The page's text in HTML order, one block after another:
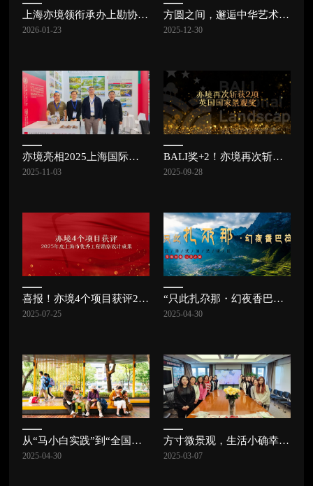
上海亦境领衔承办上勘协园林和生态环境分会二届三次会员大会，共探公园发展新路径 | 亦讯
2026-01-23
方圆之间，邂逅中华艺术宫的东方美学 | 亦讯
2025-12-30
亦境亮相2025上海国际城市与建筑博览会 | 亦讯
2025-11-03
BALI奖+2！亦境再次斩获2项英国国家景观奖
2025-09-28
喜报！亦境4个项目获评2025年度上海市优秀工程勘察设计成果
2025-07-25
“只此扎尕那・幻夜香巴拉”沉浸式演艺街区项目成功签约，扎尕那康养文旅小镇再绽新花！
2025-04-30
从“马小白实践”到“全国经验” | 喜报
2025-04-30
方寸微景观，生活小确幸 | 妇女节特辑
2025-03-07